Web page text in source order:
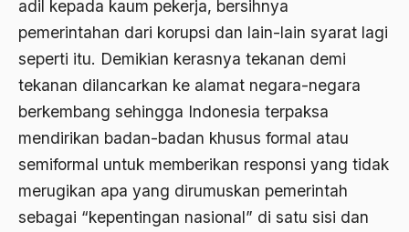
adil kepada kaum pekerja, bersihnya
pemerintahan dari korupsi dan lain-lain syarat lagi
seperti itu. Demikian kerasnya tekanan demi
tekanan dilancarkan ke alamat negara-negara
berkembang sehingga Indonesia terpaksa
mendirikan badan-badan khusus formal atau
semiformal untuk memberikan responsi yang tidak
merugikan apa yang dirumuskan pemerintah
sebagai “kepentingan nasional” di satu sisi dan
1997
1996
1995
1993
1992
Abu Zayd
Aceh
Ad-daulah
Adagium
Adaptif Islam